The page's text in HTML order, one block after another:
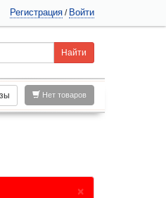
Регистрация / Войти
Нет товаров
×